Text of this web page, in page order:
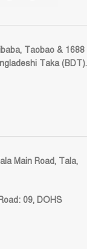
Taobao & 1688
Taka (BDT).
Main Road, Tala,
09, DOHS